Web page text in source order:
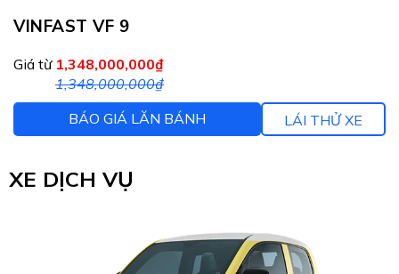
VINFAST VF 9
Giá từ 1,348,000,000₫
1,348,000,000₫
BÁO GIÁ LĂN BÁNH
LÁI THỬ XE
XE DỊCH VỤ